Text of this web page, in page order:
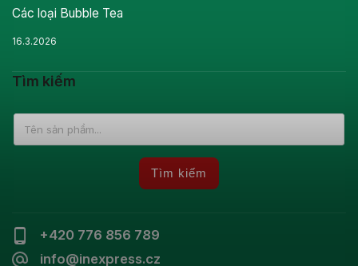
+420 776 856 789
info@inexpress.cz
Các loại Bubble Tea
16.3.2026
Tìm kiếm
Tìm kiếm